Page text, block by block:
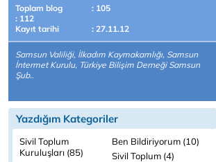
Toplam blog
: 105
: 112
Kayıt tarihi
: 27.11.12
Samsun Valiliği, İlkadım Kaymakamlığı, Samsun
İntermet Kurulu, Türkiye Bilişim Derneği Samsun
Şub..
Yazdığım Kategoriler
Sivil Toplum
Kuruluşları (85)
Ben Bildiriyorum (10)
Sivil Toplum (4)